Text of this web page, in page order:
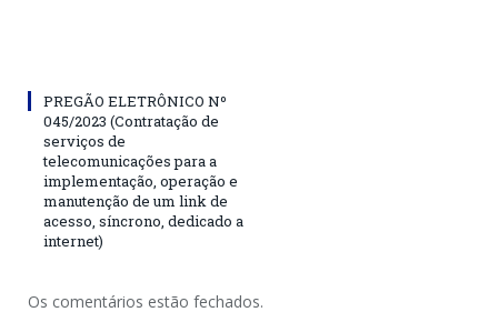
PREGÃO ELETRÔNICO Nº
045/2023 (Contratação de
serviços de
telecomunicações para a
implementação, operação e
manutenção de um link de
acesso, síncrono, dedicado a
internet)
Os comentários estão fechados.